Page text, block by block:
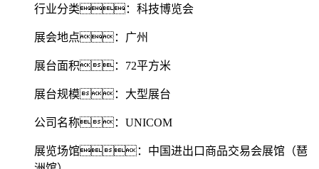
行业分类：科技博览会
展会地点：广州
展台面积：72平方米
展台规模：大型展台
公司名称：UNICOM
展览场馆：中国进出口商品交易会展馆（琶